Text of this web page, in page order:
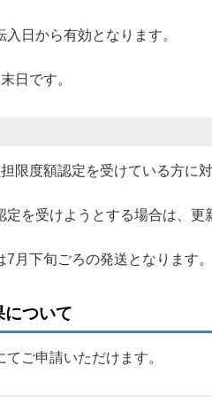
日から有効となります。
日です。
限度額認定を受けている方に
定を受けようとする場合は、更
月下旬ごろの発送となります。
について
ご申請いただけます。